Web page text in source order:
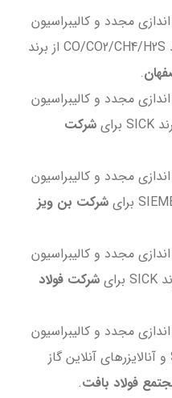
مجدد و کالیبراسیون
یک دستگاه آنالایزر گاز کوره بلند CO/CO2/CH4/H2S از برند
.
مجدد و کالیبراسیون
شرکت
مجدد و کالیبراسیون
شرکت بن ویز
مجدد و کالیبراسیون
شرکت فولاد
مجدد و کالیبراسیون
3 دستگاه آنالایزر گاز مدل S815 و آنالایزرهای آنلاین گاز
فولاد بافت.